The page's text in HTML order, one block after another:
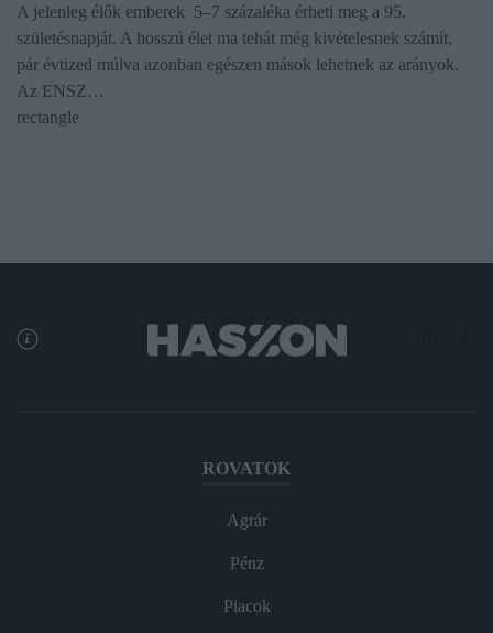
A jelenleg élők emberek 5–7 százaléka érheti meg a 95.
születésnapját. A hosszú élet ma tehát még kivételesnek számít,
pár évtized múlva azonban egészen mások lehetnek az arányok.
Az ENSZ…
rectangle
ROVATOK
Agrár
Pénz
Piacok